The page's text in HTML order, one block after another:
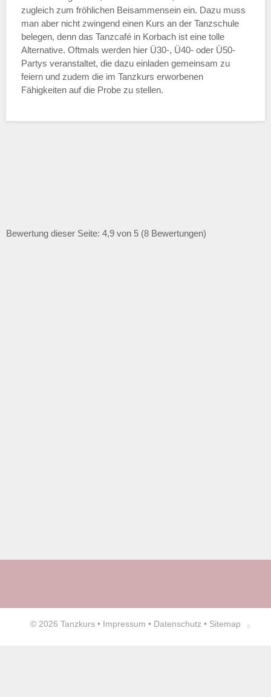
zugleich zum fröhlichen Beisammensein ein. Dazu muss
man aber nicht zwingend einen Kurs an der Tanzschule
belegen, denn das Tanzcafé in Korbach ist eine tolle
Alternative. Oftmals werden hier Ü30-, Ü40- oder Ü50-
Partys veranstaltet, die dazu einladen gemeinsam zu
feiern und zudem die im Tanzkurs erworbenen
Fähigkeiten auf die Probe zu stellen.
Bewertung dieser Seite: 4,9 von 5 (8 Bewertungen)
© 2026 Tanzkurs • Impressum • Datenschutz • Sitemap